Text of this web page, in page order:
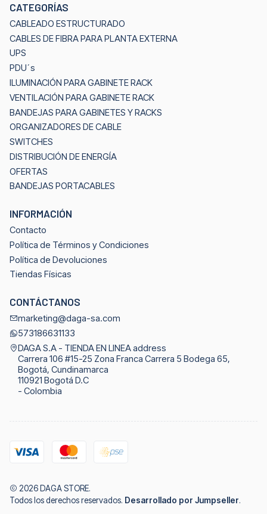
CATEGORÍAS
CABLEADO ESTRUCTURADO
CABLES DE FIBRA PARA PLANTA EXTERNA
UPS
PDU´s
ILUMINACIÓN PARA GABINETE RACK
VENTILACIÓN PARA GABINETE RACK
BANDEJAS PARA GABINETES Y RACKS
ORGANIZADORES DE CABLE
SWITCHES
DISTRIBUCIÓN DE ENERGÍA
OFERTAS
BANDEJAS PORTACABLES
INFORMACIÓN
Contacto
Política de Términos y Condiciones
Política de Devoluciones
Tiendas Físicas
CONTÁCTANOS
marketing@daga-sa.com
573186631133
DAGA S.A - TIENDA EN LINEA address
Carrera 106 #15-25 Zona Franca Carrera 5 Bodega 65,
Bogotá, Cundinamarca
110921 Bogotá D.C
- Colombia
2026 DAGA STORE.
Todos los derechos reservados. Desarrollado por Jumpseller.